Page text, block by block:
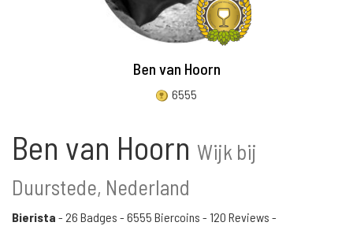
Ben van Hoorn
6555
Ben van Hoorn Wijk bij
Duurstede, Nederland
Bierista - 26 Badges - 6555 Biercoins - 120 Reviews -